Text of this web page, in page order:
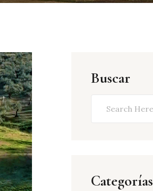
Buscar
Categorías